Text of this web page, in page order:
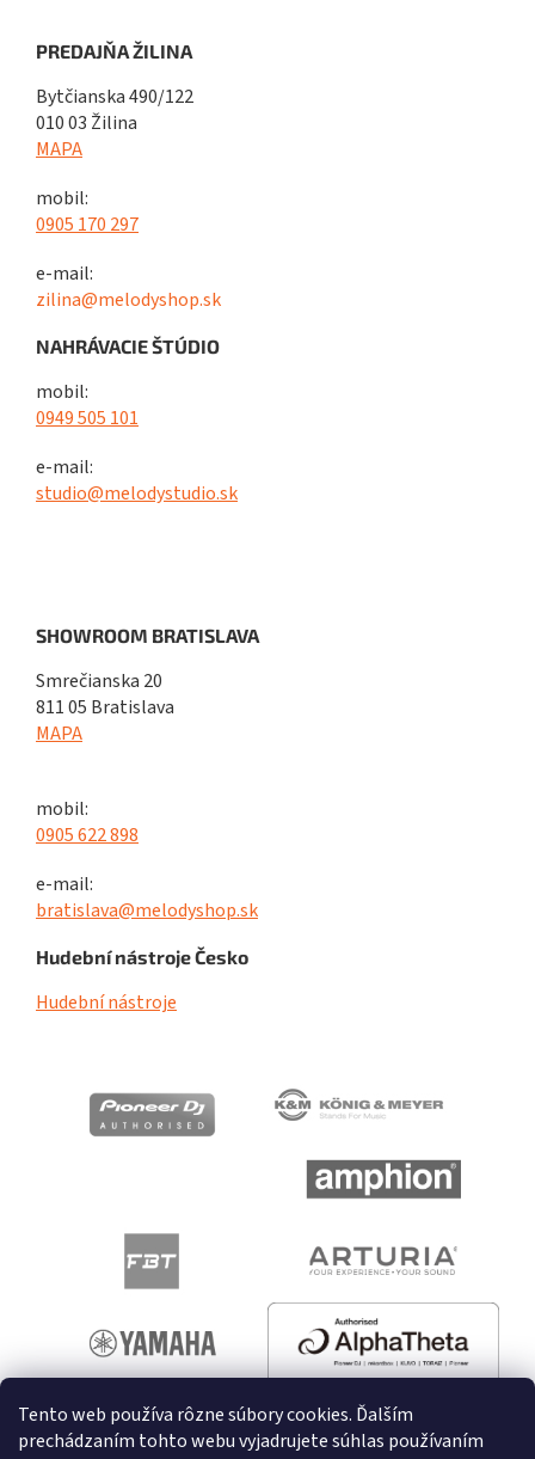
Tento web používa rôzne súbory cookies. Ďalším
prechádzaním tohto webu vyjadrujete súhlas používaním
PREDAJŇA ŽILINA
Bytčianska 490/122
010 03 Žilina
MAPA
mobil:
0905 170 297
e-mail:
zilina@melodyshop.sk
NAHRÁVACIE ŠTÚDIO
mobil:
0949 505 101
e-mail:
studio@melodystudio.sk
SHOWROOM BRATISLAVA
Smrečianska 20
811 05 Bratislava
MAPA
mobil:
0905 622 898
e-mail:
bratislava@melodyshop.sk
Hudební nástroje Česko
Hudební nástroje